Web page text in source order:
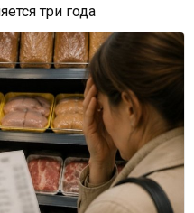
три года